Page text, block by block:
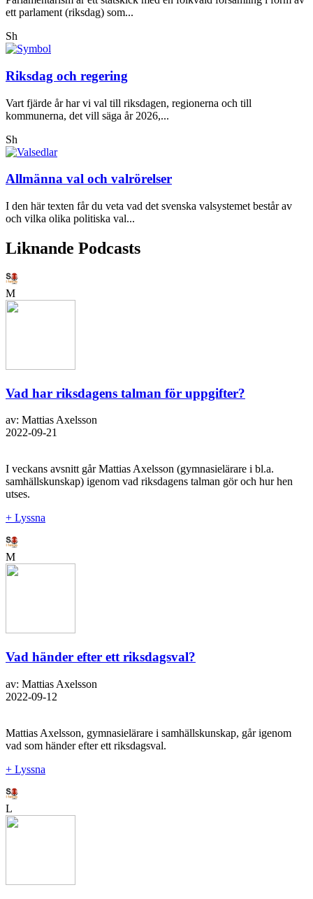
ett parlament (riksdag) som...
Sh
Riksdag och regering
Vart fjärde år har vi val till riksdagen, regionerna och till
kommunerna, det vill säga år 2026,...
Sh
Allmänna val och valrörelser
I den här texten får du veta vad det svenska valsystemet består av
och vilka olika politiska val...
Liknande Podcasts
M
Vad har riksdagens talman för uppgifter?
av: Mattias Axelsson
2022-09-21
I veckans avsnitt går Mattias Axelsson (gymnasielärare i bl.a.
samhällskunskap) igenom vad riksdagens talman gör och hur hen
utses.
+ Lyssna
M
Vad händer efter ett riksdagsval?
av: Mattias Axelsson
2022-09-12
Mattias Axelsson, gymnasielärare i samhällskunskap, går igenom
vad som händer efter ett riksdagsval.
+ Lyssna
L